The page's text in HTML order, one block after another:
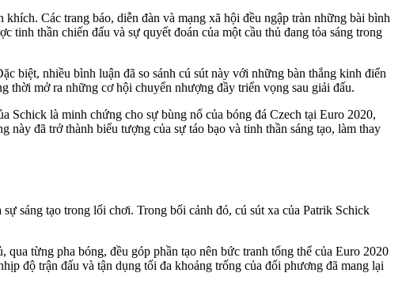
Các trang báo, diễn đàn và mạng xã hội đều ngập tràn những bài bình
tinh thần chiến đấu và sự quyết đoán của một cầu thủ đang tỏa sáng trong
biệt, nhiều bình luận đã so sánh cú sút này với những bàn thắng kinh điển
thời mở ra những cơ hội chuyển nhượng đầy triển vọng sau giải đấu.
Schick là minh chứng cho sự bùng nổ của bóng đá Czech tại Euro 2020,
đã trở thành biểu tượng của sự táo bạo và tinh thần sáng tạo, làm thay
sáng tạo trong lối chơi. Trong bối cảnh đó, cú sút xa của Patrik Schick
từng pha bóng, đều góp phần tạo nên bức tranh tổng thể của Euro 2020
độ trận đấu và tận dụng tối đa khoảng trống của đối phương đã mang lại